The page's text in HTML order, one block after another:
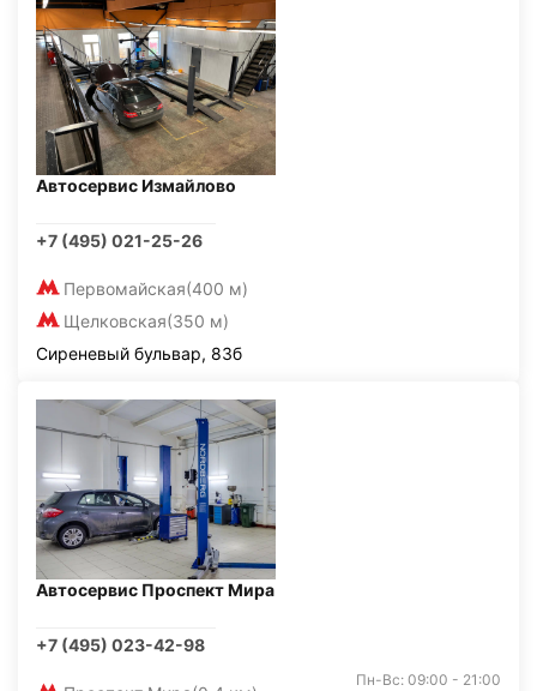
Автосервис Измайлово
+7 (495) 021-25-26
Первомайская(400 м)
Щелковская(350 м)
Сиреневый бульвар, 83б
Автосервис Проспект Мира
+7 (495) 023-42-98
Пн-Вс: 09:00 - 21:00